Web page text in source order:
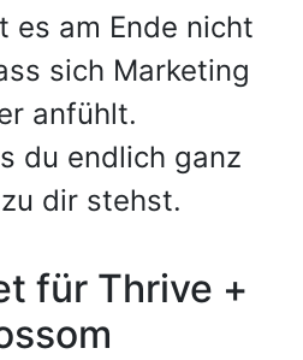
es am Ende nicht
sich Marketing
anfühlt.
du endlich ganz
dir stehst.
für Thrive +